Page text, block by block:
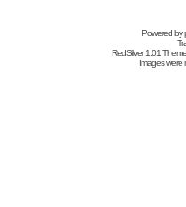
Powered by
RedSilver 1.01
Images were